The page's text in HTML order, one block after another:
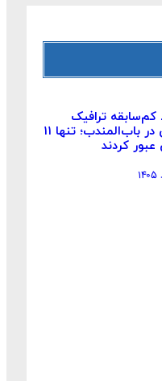
ترافیک
دریایی در باب‌المندب؛ تنها ۱۱
کردند